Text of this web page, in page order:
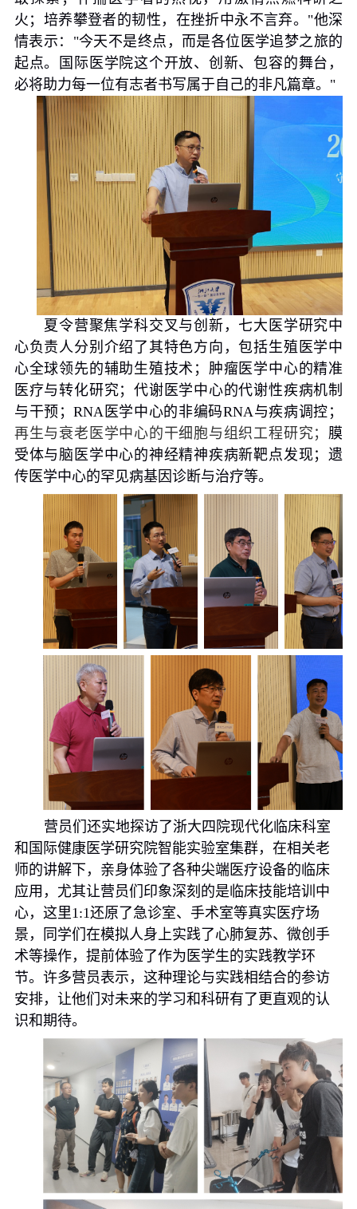
火；培养攀登者的韧性，在挫折中永不言弃。 "他深
情表示： "今天不是终点，而是各位医学追梦之旅的
起点。国际医学院这个开放、创新、包容的舞台，
必将助力每一位有志者书写属于自己的非凡篇章。 "
夏令营聚焦学科交叉与创新，七大医学研究中
心负责人分别介绍了其特色方向，包括生殖医学中
心全球领先的辅助生殖技术；肿瘤医学中心的精准
医疗与转化研究；代谢医学中心的代谢性疾病机制
与干预； RNA 医学中心的非编码RNA 与疾病调控；
再生与衰老医学中心的干细胞与组织工程研究； 膜
受体与脑医学中心的神经精神疾病新靶点发现；遗
传医学中心的罕见病基因诊断与治疗等。
营员们还实地探访了浙大四院现代化临床科室
和国际健康医学研究院智能实验室集群，在相关老
师的讲解下，亲身体验了各种尖端医疗设备的临床
应用，尤其让营员们印象深刻的是临床技能培训中
心，这里1:1还原了急诊室、手术室等真实医疗场
景，同学们在模拟人身上实践了心肺复苏、微创手
术等操作，提前体验了作为医学生的实践教学环
节。许多营员表示，这种理论与实践相结合的参访
安排，让他们对未来的学习和科研有了更直观的认
识和期待。